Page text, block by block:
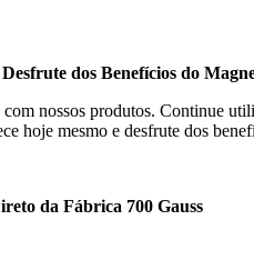
dos Benefícios do
nossos produtos. Continue
hoje mesmo e desfrute dos
da Fábrica 700 Gauss